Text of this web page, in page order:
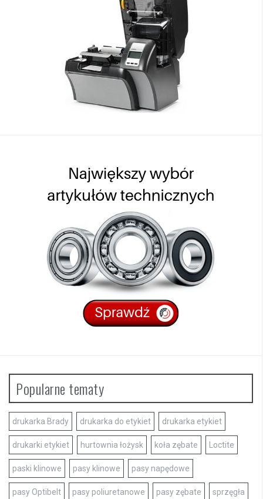
Popularne tematy
drukarka Brady drukarka do etykiet drukarka etykiet
drukarki etykiet hurtownia łożysk koła zębate Loctite
paski klinowe pasy klinowe pasy napędowe
pasy Optibelt pasy poliuretanowe pasy zębate sprzęgła